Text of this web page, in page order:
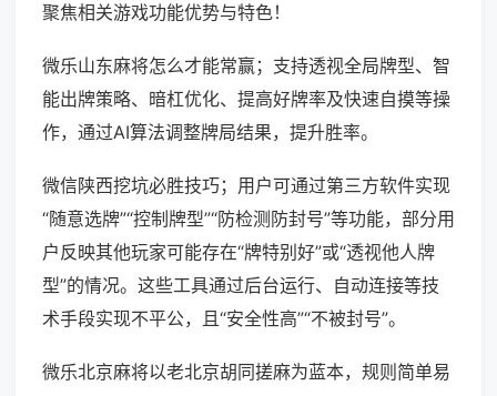
聚焦相关游戏功能优势与特色！
微乐山东麻将怎么才能常赢；支持透视全局牌型、智
能出牌策略、暗杠优化、提高好牌率及快速自摸等操
作，通过AI算法调整牌局结果，提升胜率。
微信陕西挖坑必胜技巧；用户可通过第三方软件实现
“随意选牌”“控制牌型”“防检测防封号”等功能，部分用
户反映其他玩家可能存在“牌特别好”或“透视他人牌
型”的情况。这些工具通过后台运行、自动连接等技
术手段实现不平公，且“安全性高”“不被封号”。
微乐北京麻将以老北京胡同搓麻为蓝本，规则简单易